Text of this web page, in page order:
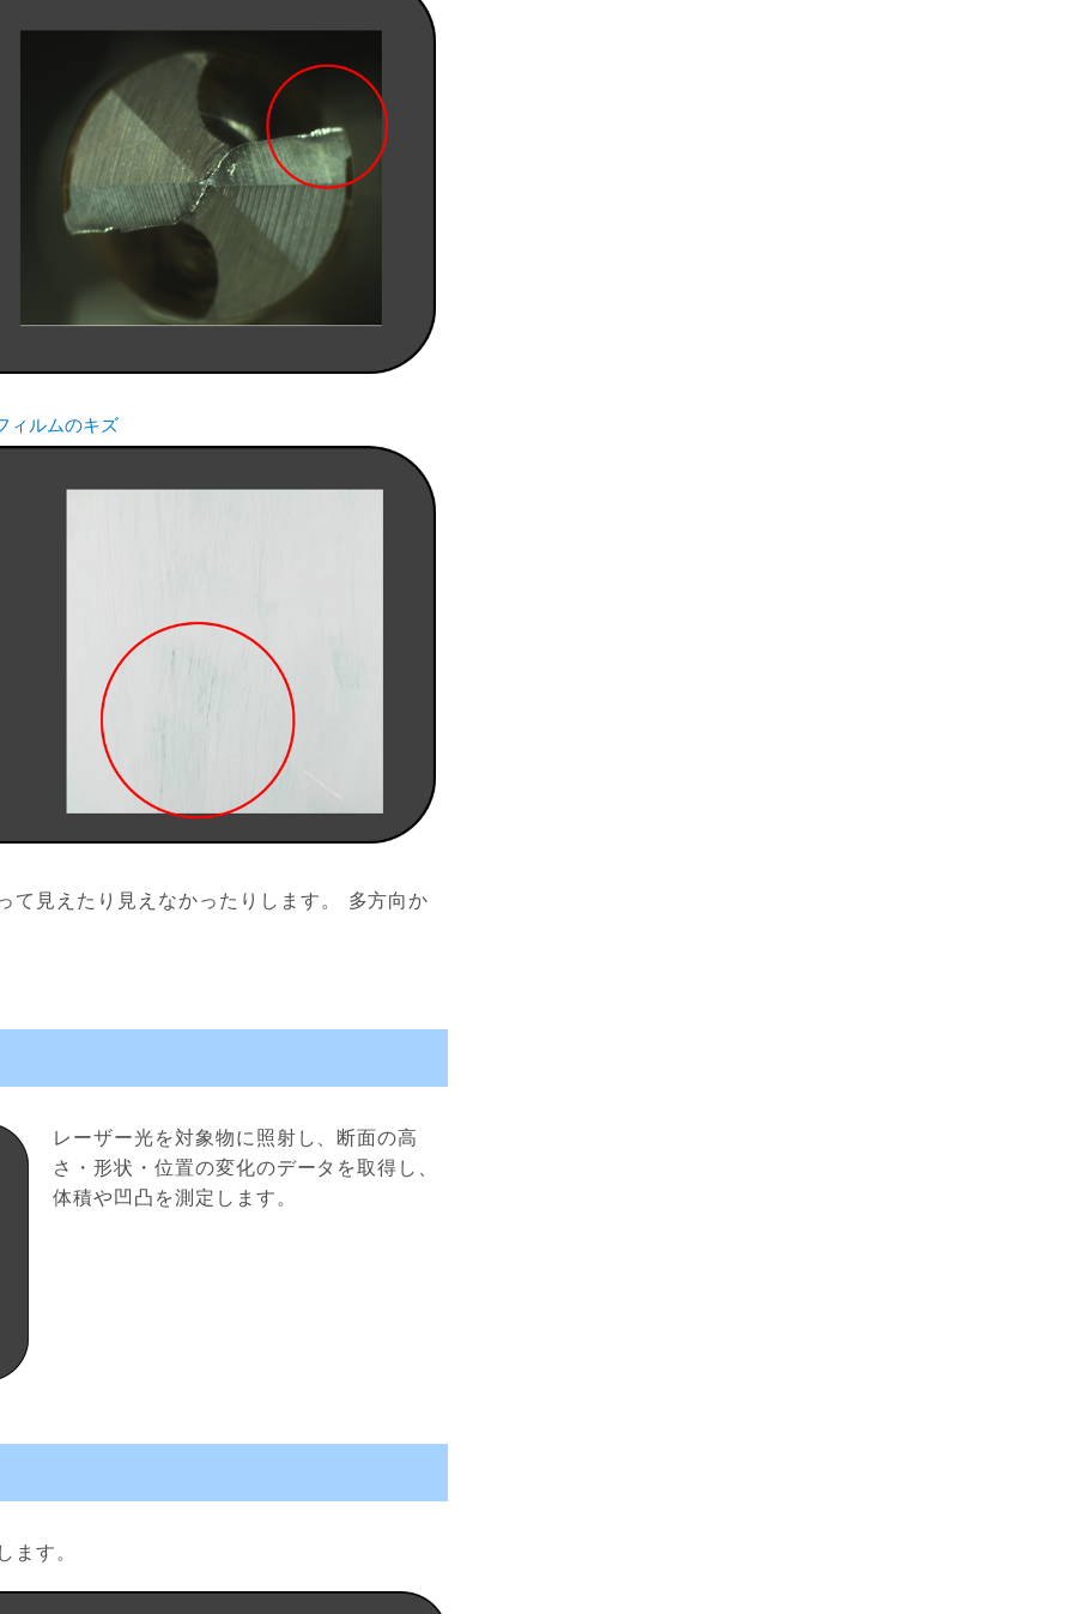
ィルムのキズ
て見えたり見えなかったりします。 多方向か
レーザー光を対象物に照射し、断面の高
さ・形状・位置の変化のデータを取得し、
体積や凹凸を測定します。
ます。